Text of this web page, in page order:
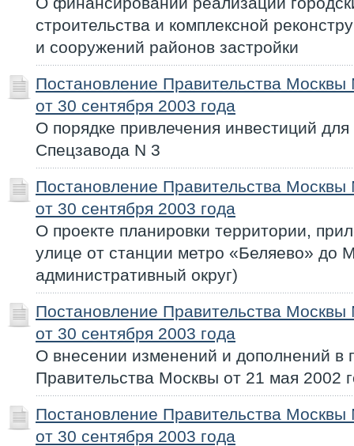
строительства и комплексной
и сооружений районов застройки
Постановление Правительства
от 30 сентября 2003 года
О порядке привлечения инвестиций для
Спецзавода N 3
Постановление Правительства
от 30 сентября 2003 года
О проекте планировки территории,
улице от станции метро «Беляево»
административный округ)
Постановление Правительства
от 30 сентября 2003 года
О внесении изменений и дополнений в
Правительства Москвы от 21 мая 2002
Постановление Правительства
от 30 сентября 2003 года